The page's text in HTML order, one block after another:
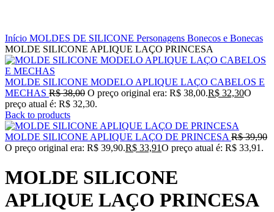
Início MOLDES DE SILICONE Personagens Bonecos e Bonecas
MOLDE SILICONE APLIQUE LAÇO PRINCESA
MOLDE SILICONE MODELO APLIQUE LAÇO CABELOS E
MECHAS R$38,00 O preço original era: R$ 38,00.R$ 32,30O
preço atual é: R$ 32,30.
Back to products
MOLDE SILICONE APLIQUE LAÇO DE PRINCESA R$39,90
O preço original era: R$ 39,90.R$ 33,91O preço atual é: R$ 33,91.
MOLDE SILICONE
APLIQUE LAÇO PRINCESA